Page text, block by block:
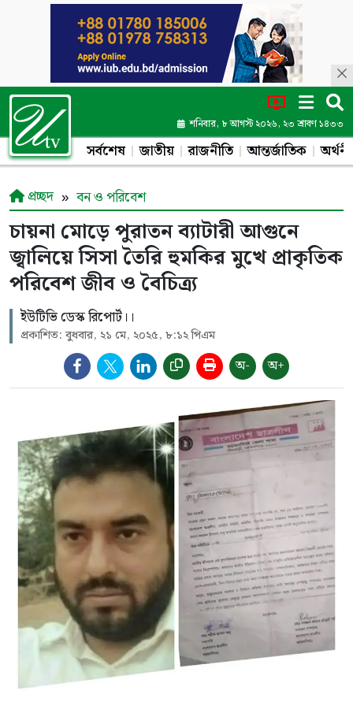
শনিবার, ৮ আগস্ট ২০২৬, ২৩ শ্রাবণ ১৪৩৩
সর্বশেষ জাতীয় রাজনীতি আন্তর্জাতিক
প্রচ্ছদ বন ও পরিবেশ
চায়না মোড়ে পুরাতন ব্যাটারী আগুনে
জ্বালিয়ে সিসা তৈরি হুমকির মুখে প্রাকৃতিক
পরিবেশ জীব ও বৈচিত্র্য
ইউটিভি ডেস্ক রিপোর্ট।।
প্রকাশিত: বুধবার, ২১ মে, ২০২৫, ৮:১২ পিএম
অ- অ+